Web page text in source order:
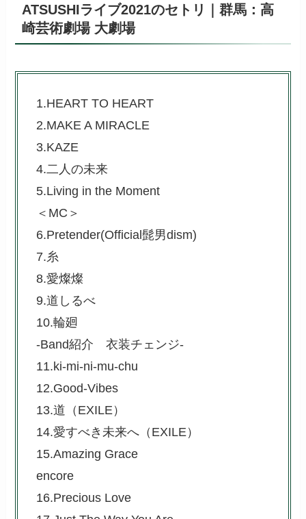
ATSUSHIライブ2021のセトリ｜群馬：高
崎芸術劇場 大劇場
1.HEART TO HEART
2.MAKE A MIRACLE
3.KAZE
4.二人の未来
5.Living in the Moment
＜MC＞
6.Pretender(Official髭男dism)
7.糸
8.愛燦燦
9.道しるべ
10.輪廻
-Band紹介 衣装チェンジ-
11.ki-mi-ni-mu-chu
12.Good-Vibes
13.道（EXILE）
14.愛すべき未来へ（EXILE）
15.Amazing Grace
encore
16.Precious Love